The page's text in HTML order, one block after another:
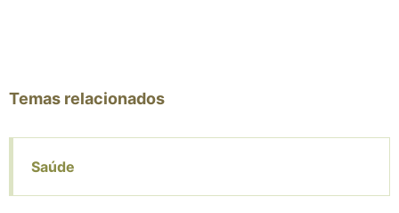
Temas relacionados
Saúde